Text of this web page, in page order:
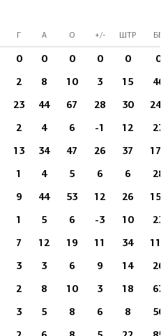
Г А О +/- ШТР БВ
0 0 0 0 0 0
2 8 10 3 15 46
23 44 67 28 30 240
2 4 6 -1 12 27
13 34 47 26 37 171
1 4 5 6 6 28
9 44 53 12 26 158
1 5 6 -3 10 23
7 12 19 11 34 118
3 3 6 9 14 26
2 8 10 3 18 67
3 5 8 6 8 50